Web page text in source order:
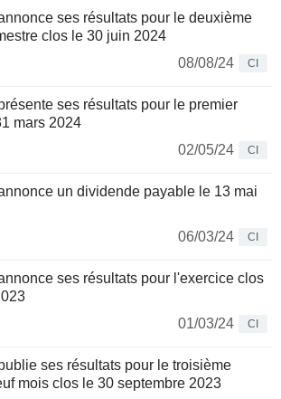
ses résultats pour le deuxième
clos le 30 juin 2024
08/08/24
CI
ses résultats pour le premier
mars 2024
02/05/24
CI
un dividende payable le 13 mai
06/03/24
CI
ses résultats pour l'exercice clos
01/03/24
CI
ses résultats pour le troisième
mois clos le 30 septembre 2023